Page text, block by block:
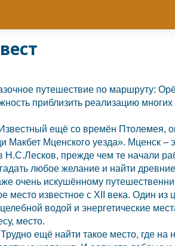
путешествие по маршруту:
приблизить реализацию
Известный ещё со времён Птолемея,
Макбет Мценского уезда». Мценск –
Н.С.Лесков, прежде чем те начали
любое желание и найти
очень искушённому
место известное с XII века. Один
водой и энергетические
место.
ещё найти такое место, где на